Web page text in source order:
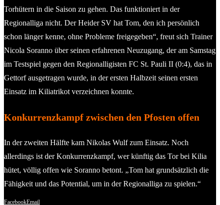
Torhütern in die Saison zu gehen. Das funktioniert in der
Regionalliga nicht. Der Heider SV hat Tom, den ich persönlich
schon länger kenne, ohne Probleme freigegeben“, freut sich Trainer
Nicola Soranno über seinen erfahrenen Neuzugang, der am Samstag
im Testspiel gegen den Regionalligisten FC St. Pauli II (0:4), das in
Gettorf ausgetragen wurde, in der ersten Halbzeit seinen ersten
Einsatz im Kiliatrikot verzeichnen konnte.
Konkurrenzkampf zwischen den Pfosten offen
In der zweiten Hälfte kam Nikolas Wulf zum Einsatz. Noch
allerdings ist der Konkurrenzkampf, wer künftig das Tor bei Kilia
hütet, völlig offen wie Soranno betont. „Tom hat grundsätzlich die
Fähigkeit und das Potential, um in der Regionalliga zu spielen.“
FacebookEmail